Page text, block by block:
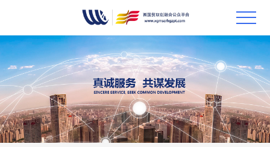
首页
政策
科技